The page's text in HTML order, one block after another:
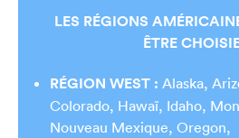
LES RÉGIONS
ÊTRE
RÉGION WEST : Alaska,
Colorado, Hawaï, Idaho,
Nouveau Mexique, Oregon,